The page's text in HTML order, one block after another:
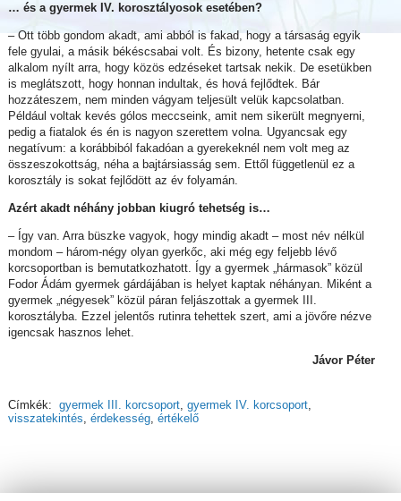
… és a gyermek IV. korosztályosok esetében?
– Ott több gondom akadt, ami abból is fakad, hogy a társaság egyik
fele gyulai, a másik békéscsabai volt. És bizony, hetente csak egy
alkalom nyílt arra, hogy közös edzéseket tartsak nekik. De esetükben
is meglátszott, hogy honnan indultak, és hová fejlődtek. Bár
hozzáteszem, nem minden vágyam teljesült velük kapcsolatban.
Például voltak kevés gólos meccseink, amit nem sikerült megnyerni,
pedig a fiatalok és én is nagyon szerettem volna. Ugyancsak egy
negatívum: a korábbiból fakadóan a gyerekeknél nem volt meg az
összeszokottság, néha a bajtársiasság sem. Ettől függetlenül ez a
korosztály is sokat fejlődött az év folyamán.
Azért akadt néhány jobban kiugró tehetség is…
– Így van. Arra büszke vagyok, hogy mindig akadt – most név nélkül
mondom – három-négy olyan gyerkőc, aki még egy feljebb lévő
korcsoportban is bemutatkozhatott. Így a gyermek „hármasok” közül
Fodor Ádám gyermek gárdájában is helyet kaptak néhányan. Miként a
gyermek „négyesek” közül páran feljászottak a gyermek III.
korosztályba. Ezzel jelentős rutinra tehettek szert, ami a jövőre nézve
igencsak hasznos lehet.
Jávor Péter
Címkék: gyermek III. korcsoport, gyermek IV. korcsoport,
visszatekintés, érdekesség, értékelő